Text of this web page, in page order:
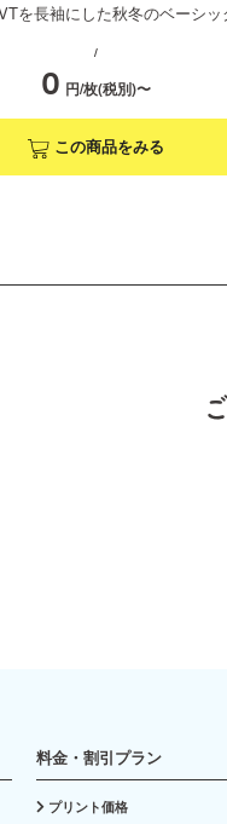
を長袖にした秋冬のベーシッ
/
0 円/枚(税別)〜
この商品をみる
料金・割引プラン
プリント価格